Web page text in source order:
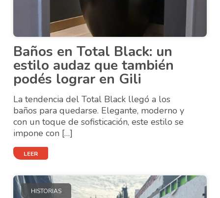
Baños en Total Black: un
estilo audaz que también
podés lograr en Gili
La tendencia del Total Black llegó a los
baños para quedarse. Elegante, moderno y
con un toque de sofisticación, este estilo se
impone con […]
LEER
HISTORIAS